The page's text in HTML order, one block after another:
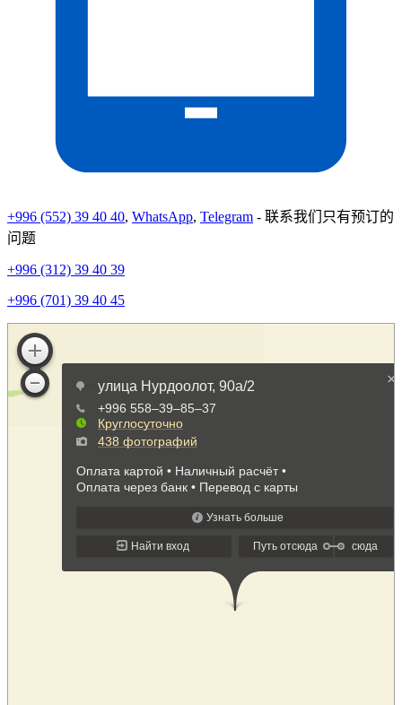
+996 (552) 39 40 40, WhatsApp, Telegram - 联系我们只有预订的
问题
+996 (312) 39 40 39
+996 (701) 39 40 45